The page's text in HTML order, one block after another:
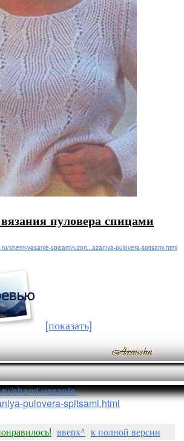
пуловера спицами
shemi-vasanie-spicami/uzori...azaniya-pulovera-spitsami.html
[показать]
shemi-vasanie-
pulovera-spitsami.html
вверх^ к полной версии